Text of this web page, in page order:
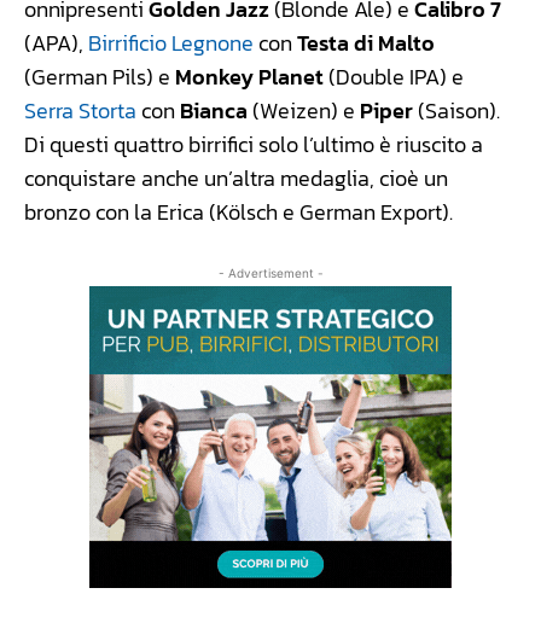
onnipresentiGolden Jazz(Blonde Ale) eCalibro 7
(APA), Birrificio Legnone conTesta di Malto
(German Pils) e Monkey Planet(Double IPA) e
Serra Storta conBianca (Weizen) e Piper(Saison).
Di questi quattro birrifici solo l’ultimo è riuscito a
conquistare anche un’altra medaglia, cioè un
bronzo con la Erica (Kölsch e German Export).
- Advertisement -